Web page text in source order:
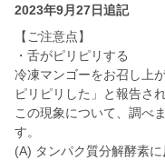
2023年9月27日追記
【ご注意点】
・舌がピリピリする
冷凍マンゴーをお召し上
ピリピリした」と報告さ
この現象について、調べ
す。
(A) タンパク質分解酵素に